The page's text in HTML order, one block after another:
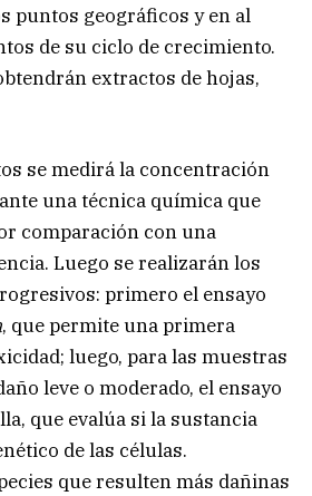
puntos geográficos y en al
de su ciclo de crecimiento.
extractos de hojas,
se medirá la concentración
una técnica química que
comparación con una
Luego se realizarán los
primero el ensayo
, que permite una primera
luego, para las muestras
leve o moderado, el ensayo
que evalúa si la sustancia
de las células.
que resulten más dañinas